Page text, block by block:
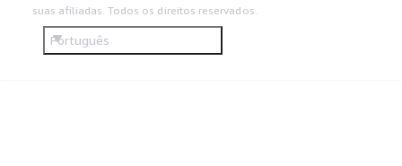
suas afiliadas. Todos os direitos reservados.
Português